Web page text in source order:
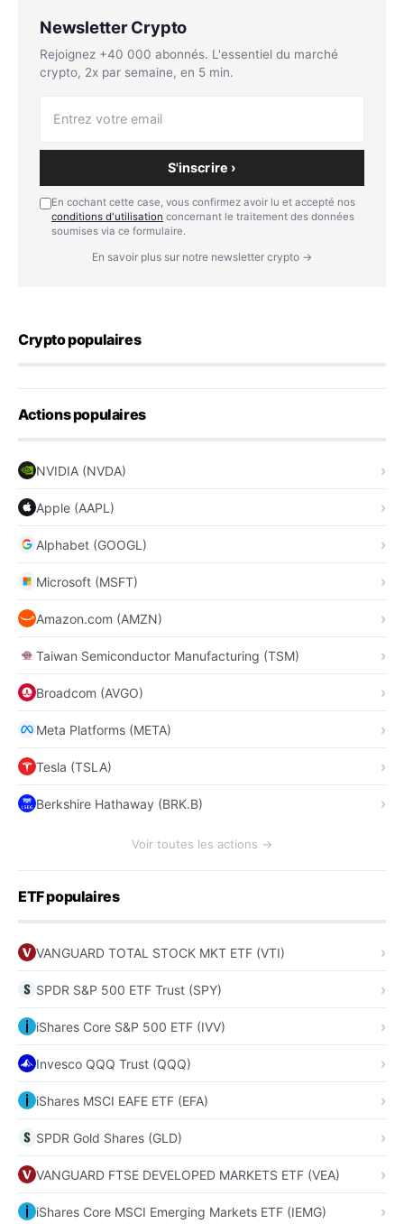
Newsletter Crypto
Rejoignez +40 000 abonnés. L'essentiel du marché
crypto, 2x par semaine, en 5 min.
S'inscrire ›
En cochant cette case, vous confirmez avoir lu et accepté nos
conditions d'utilisation concernant le traitement des données
soumises via ce formulaire.
En savoir plus sur notre newsletter crypto →
Crypto populaires
Actions populaires
NVIDIA (NVDA)
Apple (AAPL)
Alphabet (GOOGL)
Microsoft (MSFT)
Amazon.com (AMZN)
Taiwan Semiconductor Manufacturing (TSM)
Broadcom (AVGO)
Meta Platforms (META)
Tesla (TSLA)
Berkshire Hathaway (BRK.B)
Voir toutes les actions →
ETF populaires
VANGUARD TOTAL STOCK MKT ETF (VTI)
SPDR S&P 500 ETF Trust (SPY)
iShares Core S&P 500 ETF (IVV)
Invesco QQQ Trust (QQQ)
iShares MSCI EAFE ETF (EFA)
SPDR Gold Shares (GLD)
VANGUARD FTSE DEVELOPED MARKETS ETF (VEA)
iShares Core MSCI Emerging Markets ETF (IEMG)